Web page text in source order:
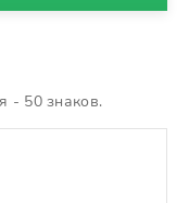
- 50 знаков.